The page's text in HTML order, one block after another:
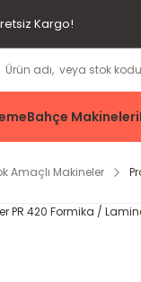
Kargo!
Bahçe Makineleri
Amaçlı Makineler